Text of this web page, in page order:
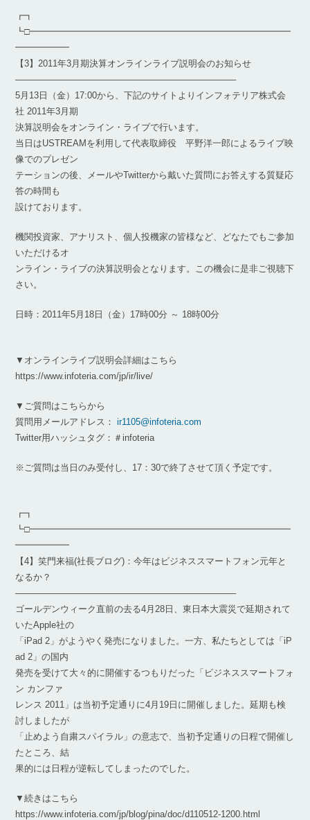
┏┓
┗□━━━━━━━━━━━━━━━━━━━━━━━━━━━━━
━━━━━━
【3】2011年3月期決算オンラインライブ説明会のお知らせ
————————————————————————–
5月13日（金）17:00から、下記のサイトよりインフォテリア株式会
社 2011年3月期
決算説明会をオンライン・ライブで行います。
当日はUSTREAMを利用して代表取締役 平野洋一郎によるライブ映
像でのプレゼン
テーションの後、メールやTwitterから戴いた質問にお答えする質疑応
答の時間も
設けております。
機関投資家、アナリスト、個人投機家の皆様など、どなたでもご参加
いただけるオ
ンライン・ライブの決算説明会となります。この機会に是非ご視聴下
さい。
日時：2011年5月18日（金）17時00分 ～ 18時00分
▼オンラインライブ説明会詳細はこちら
https://www.infoteria.com/jp/ir/live/
▼ご質問はこちらから
質問用メールアドレス：ir1105@infoteria.com
Twitter用ハッシュタグ：＃infoteria
※ご質問は当日のみ受付し、17：30で終了させて頂く予定です。
┏┓
┗□━━━━━━━━━━━━━━━━━━━━━━━━━━━━━
━━━━━━
【4】笑門来福(社長ブログ)：今年はビジネススマートフォン元年と
なるか？
————————————————————————–
ゴールデンウィーク直前の去る4月28日、東日本大震災で延期されて
いたApple社の
「iPad 2」がようやく発売になりました。一方、私たちとしては「iP
ad 2」の国内
発売を受けて大々的に開催するつもりだった「ビジネススマートフォ
ン カンファ
レンス 2011」は当初予定通りに4月19日に開催しました。延期も検
討しましたが
「止めよう自粛スパイラル」の意志で、当初予定通りの日程で開催し
たところ、結
果的には日程が逆転してしまったのでした。
▼続きはこちら
https://www.infoteria.com/jp/blog/pina/doc/d110512-1200.html